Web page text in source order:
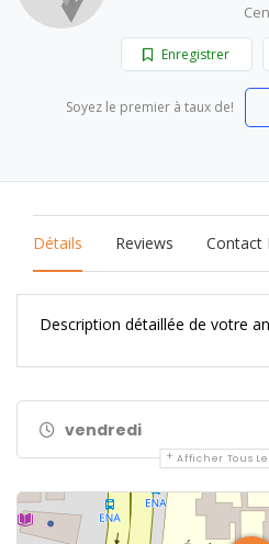
Enregistrer
Soyez le premier à taux de!
Détails Reviews Contact
Description détaillée de votre
vendredi
Afficher Tous